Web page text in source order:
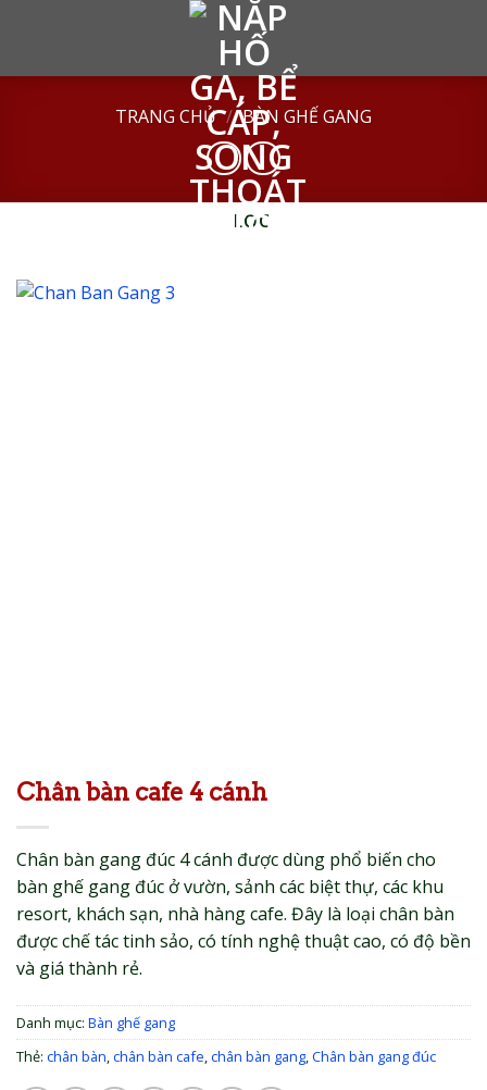
TRANG CHỦ / BÀN GHẾ GANG
LỌC
Chân bàn cafe 4 cánh
Chân bàn gang đúc 4 cánh được dùng phổ biến cho
bàn ghế gang đúc ở vườn, sảnh các biệt thự, các khu
resort, khách sạn, nhà hàng cafe. Đây là loại chân bàn
được chế tác tinh sảo, có tính nghệ thuật cao, có độ bền
và giá thành rẻ.
Danh mục: Bàn ghế gang
Thẻ: chân bàn,chân bàn cafe,chân bàn gang,Chân bàn gang đúc